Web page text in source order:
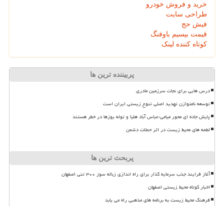
خرید و فروش خودرو
طراحی سایت
فیش حج
قیمت بیسیم باوفنگ
کوتاه کننده لینک
پربیننده ترین ها
درس هایی برای نجات سرزمین مادری
توسعه نامتوازن تهدید اصلی تنوع زیستی ایران است
پایش جاده ای محور میامی-عباس آباد هلیا و توله یوزها در خطر هستند
لطمه های محیط زیست در اثر حملات دشمن
پربحث ترین ها
آغاز فرایند جذب سرمایه گذار برای راه اندازی زباله سوز ۳۰۰ تنی اصفهان
اخبار کوتاه محیط زیستی اصفهان
فرهنگ محیط زیست به برنامه های مذهبی راه می یابد